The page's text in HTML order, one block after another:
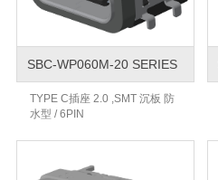
SBC-WP060M-20 SERIES
TYPE C插座 2.0 ,SMT 沉板 防
水型 / 6PIN